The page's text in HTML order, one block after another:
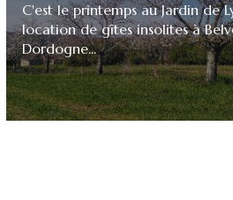
C'est le printemps au Jardin de
location de gîtes insolites à
Dordogne...